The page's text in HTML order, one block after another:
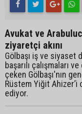
Avukat ve
ziyaretçi akını
Gölbaşı iş ve siyaset
başarılı çalışmaları
çeken Gölbaşı'nın
Rüstem Yiğit
ediyor.